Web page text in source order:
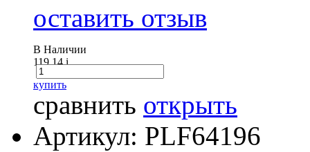
оставить отзыв
В Наличии
119.14i
купить
сравнить открыть
Артикул: PLF64196